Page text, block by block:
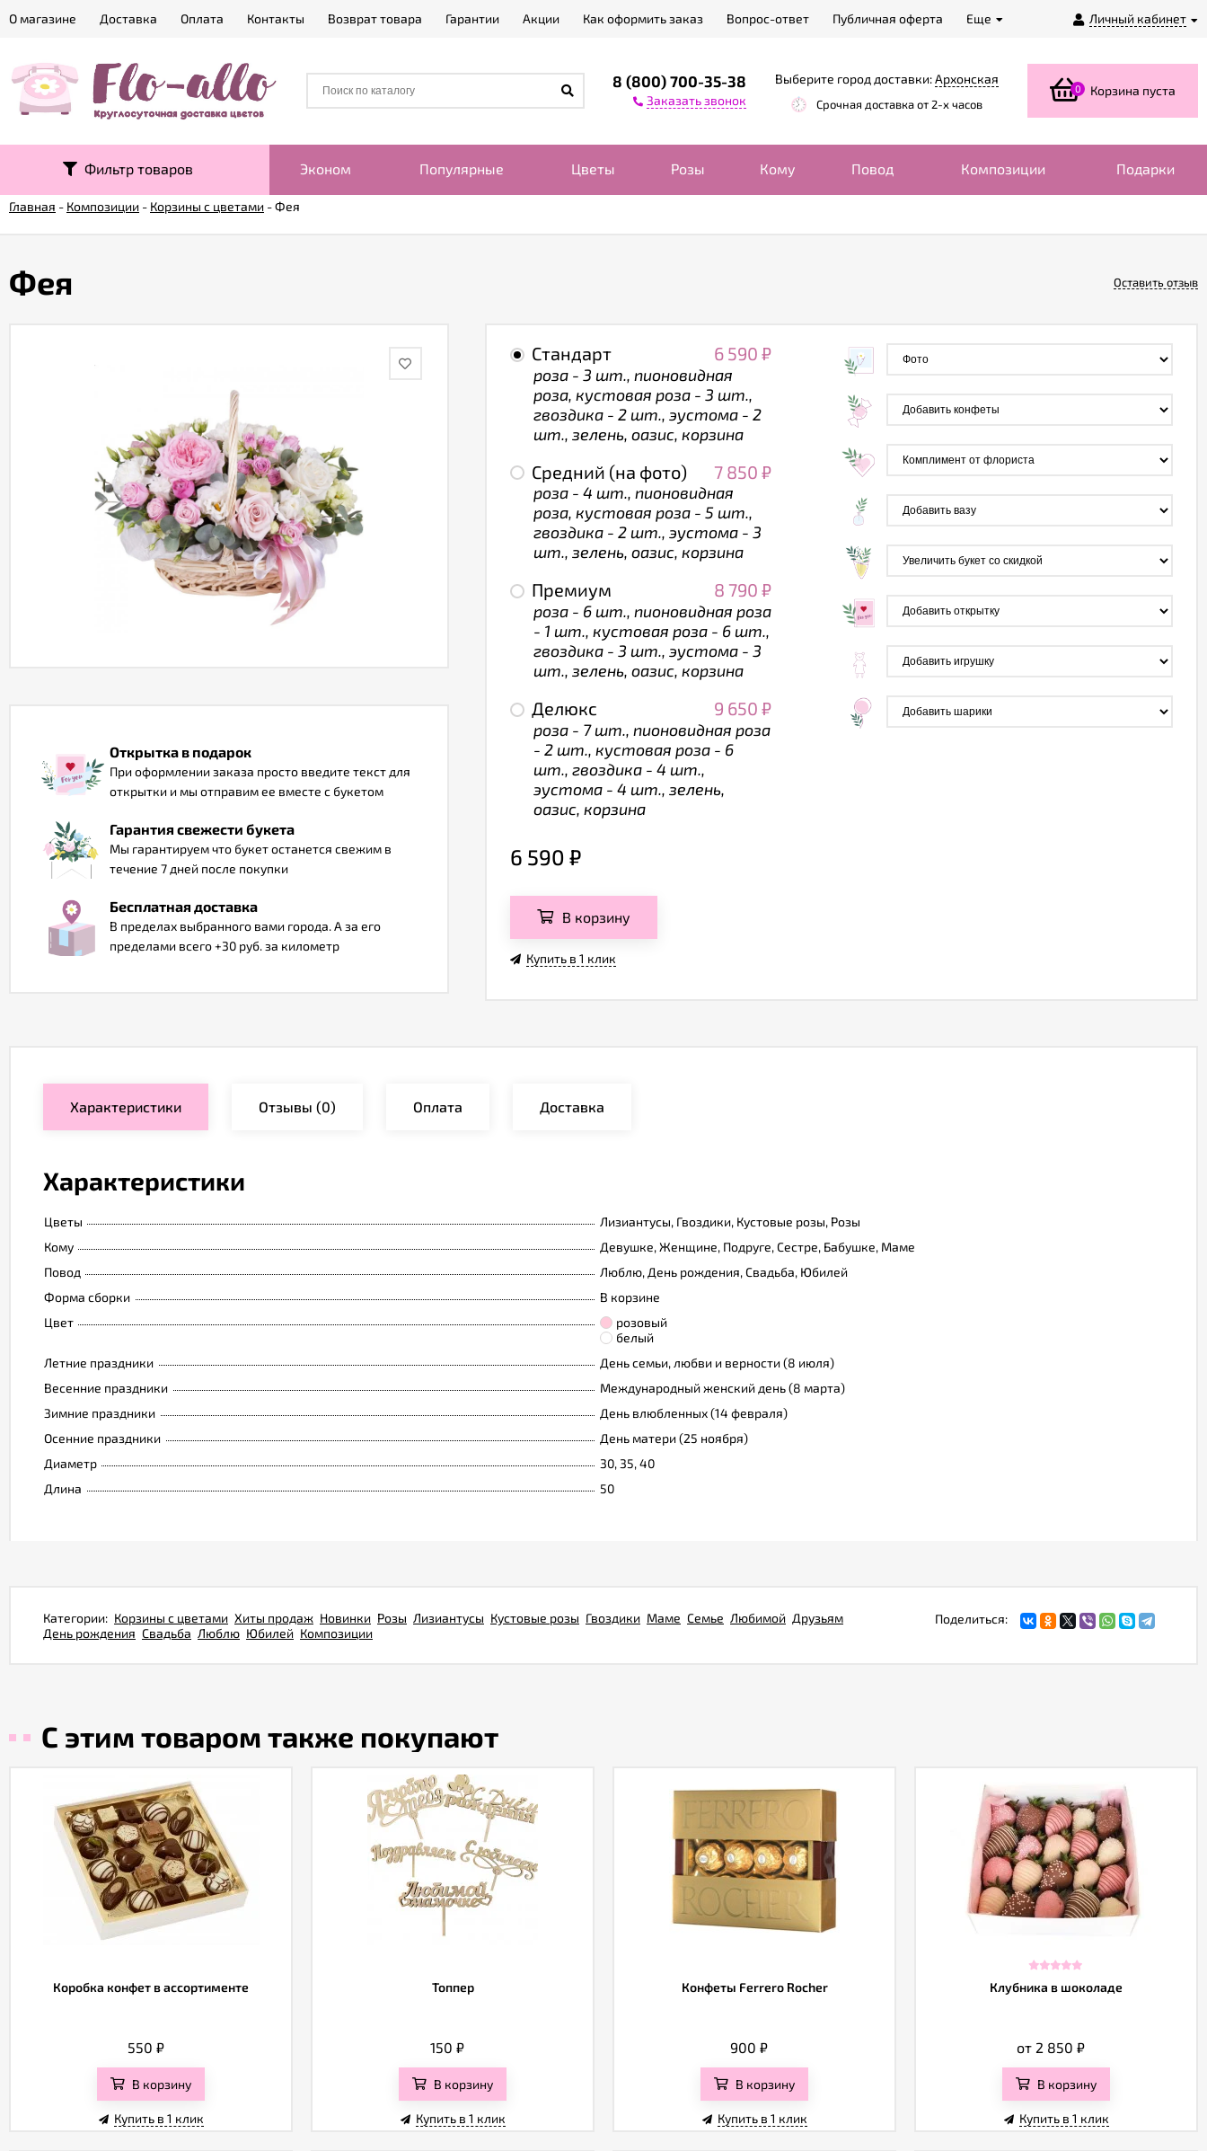
Личный кабинет
О магазине Доставка Оплата Контакты Возврат товара Гарантии Акции Как оформить заказ Вопрос-ответ Публичная оферта Еще
8 (800) 700-35-38
Заказать звонок
Выберите город доставки:Архонская
Срочная доставка от 2-х часов
0 Корзина пуста
Фильтр товаров Эконом Популярные Цветы Розы Кому Повод Композиции Подарки
Главная - Композиции - Корзины с цветами -Фея
Фея Оставить отзыв
Открытка в подарок
При оформлении заказа просто введите текст для
открытки и мы отправим ее вместе с букетом
Гарантия свежести букета
Мы гарантируем что букет останется свежим в
течение 7 дней после покупки
Бесплатная доставка
В пределах выбранного вами города. А за его
пределами всего +30 руб. за километр
Стандарт 6 590 ₽
роза - 3 шт., пионовидная
роза, кустовая роза - 3 шт.,
гвоздика - 2 шт., эустома - 2
шт., зелень, оазис, корзина
Средний (на фото) 7 850 ₽
роза - 4 шт., пионовидная
роза, кустовая роза - 5 шт.,
гвоздика - 2 шт., эустома - 3
шт., зелень, оазис, корзина
Премиум 8 790 ₽
роза - 6 шт., пионовидная роза
- 1 шт., кустовая роза - 6 шт.,
гвоздика - 3 шт., эустома - 3
шт., зелень, оазис, корзина
Делюкс 9 650 ₽
роза - 7 шт., пионовидная роза
- 2 шт., кустовая роза - 6
шт., гвоздика - 4 шт.,
эустома - 4 шт., зелень,
оазис, корзина
6 590 ₽
В корзину
Купить в 1 клик
Характеристики Отзывы (0) Оплата Доставка
Характеристики
Цветы
Лизиантусы, Гвоздики, Кустовые розы, Розы
Кому
Девушке, Женщине, Подруге, Сестре, Бабушке, Маме
Повод
Люблю, День рождения, Свадьба, Юбилей
Форма сборки
В корзине
Цвет
розовый
белый
Летние праздники
День семьи, любви и верности (8 июля)
Весенние праздники
Международный женский день (8 марта)
Зимние праздники
День влюбленных (14 февраля)
Осенние праздники
День матери (25 ноября)
Диаметр
30, 35, 40
Длина
50
Поделиться:
Категории: Корзины с цветами Хиты продаж Новинки Розы Лизиантусы Кустовые розы Гвоздики Маме Семье Любимой Друзьям
День рождения Свадьба Люблю Юбилей Композиции
С этим товаром также покупают
Коробка конфет в ассортименте
550 ₽
В корзину
Купить в 1 клик
Топпер
150 ₽
В корзину
Купить в 1 клик
Конфеты Ferrero Rocher
900 ₽
В корзину
Купить в 1 клик
Клубника в шоколаде
от 2 850 ₽
В корзину
Купить в 1 клик